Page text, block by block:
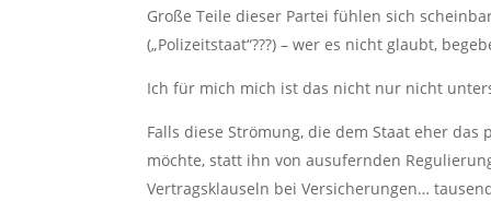
Große Teile dieser Partei fühlen sich
(„Polizeitstaat“???) – wer es nicht glaubt,
Ich für mich mich ist das nicht nur nicht
Falls diese Strömung, die dem Staat eher
möchte, statt ihn von ausufernden
Vertragsklauseln bei Versicherungen…